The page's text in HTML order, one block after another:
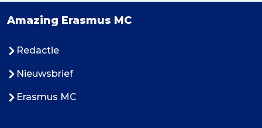
Amazing Erasmus MC
Redactie
Nieuwsbrief
Erasmus MC